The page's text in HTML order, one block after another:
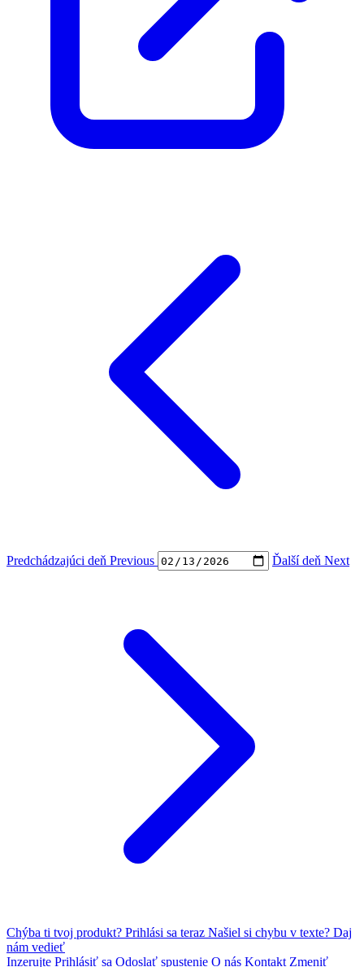
Predchádzajúci deň Previous Ďalší deň Next
Chýba ti tvoj produkt? Prihlási sa teraz Našiel si chybu v texte? Daj
nám vedieť
Inzerujte Prihlásiť sa Odoslať spustenie O nás Kontakt Zmeniť